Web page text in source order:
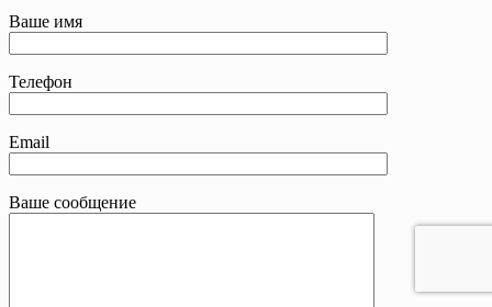
Ваше имя
Телефон
Email
Ваше сообщение